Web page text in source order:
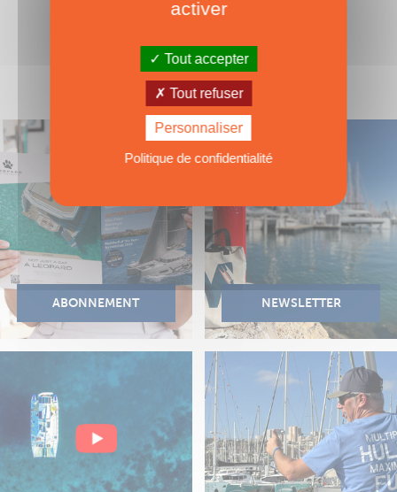
activer
Tout accepter
Tout refuser
Personnaliser
Politique de confidentialité